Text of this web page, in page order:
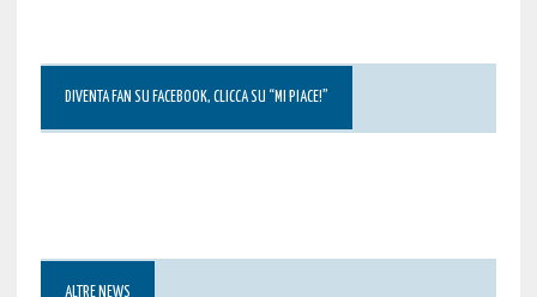
DIVENTA FAN SU FACEBOOK, CLICCA SU “MI PIACE!”
ALTRE NEWS